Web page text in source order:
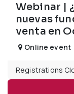
Webinar |
nuevas
venta en
Online event
Registrations